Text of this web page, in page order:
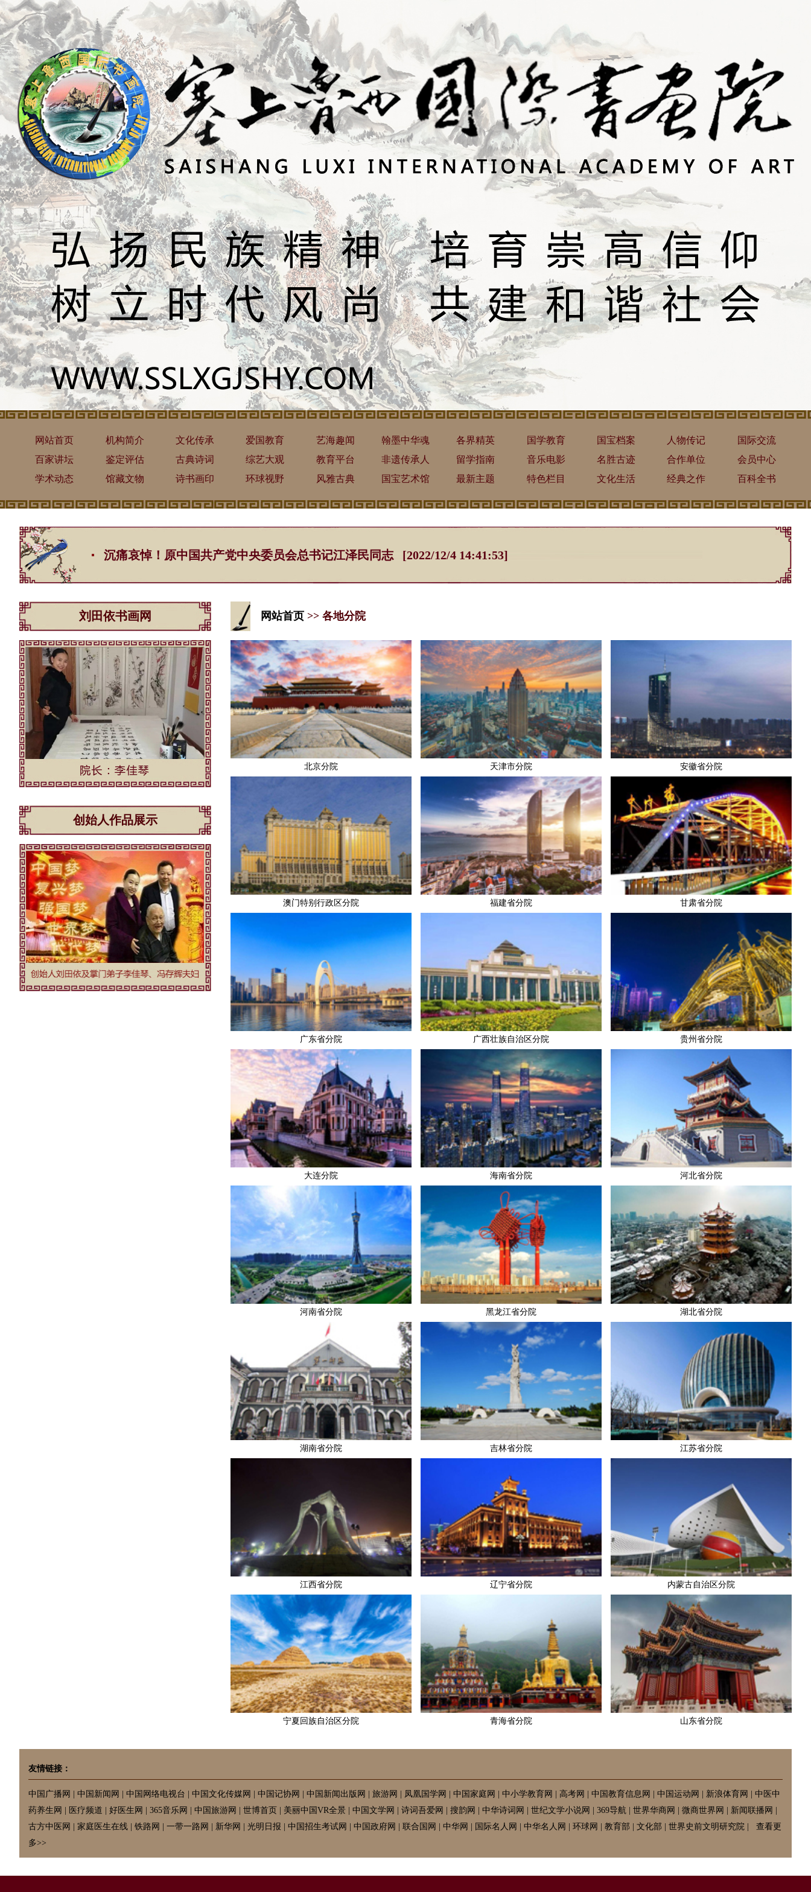
网站首页 机构简介 文化传承 爱国教育 艺海趣闻 翰墨中华魂 各界精英 国学教育 国宝档案 人物传记
国际交流
百家讲坛
鉴定评估 古典诗词 综艺大观 教育平台 非遗传承人 留学指南 音乐电影 名胜古迹 合作单位
会员中心
学术动态
馆藏文物 诗书画印 环球视野 风雅古典 国宝艺术馆 最新主题 特色栏目 文化生活 经典之作 百科全书
沉痛哀悼！原中国共产党中央委员会总书记江泽民同志 [2022/12/4 14:41:53]
刘田依书画网
创始人作品展示
网站首页 >> 各地分院
北京分院​ 天津市分院 安徽省分院
澳门特别行政区分院 福建省分院 甘肃省分院
广东省分院 广西壮族自治区分院 贵州省分院
大连分院 海南省分院 河北省分院
河南省分院 黑龙江省分院 湖北省分院
湖南省分院 吉林省分院 江苏省分院
江西省分院 辽宁省分院 内蒙古自治区分院
宁夏回族自治区分院 青海省分院 山东省分院
友情链接：
中国广播网 中国新闻网 中国网络电视台 中国文化传媒网 中国记协网 中国新闻出版网 旅游网 凤凰国学网 中国家庭网 中小学教育网 高考网 中国教育信息网 中国运动网 新浪体育网
中医中
药养生网
医疗频道 好医生网 365音乐网 中国旅游网 世博首页 美丽中国VR全景 中国文学网 诗词吾爱网 搜韵网 中华诗词网 世纪文学小说网 369导航 世界华商网 微商世界网 新闻联播网
古方中医网
家庭医生在线 铁路网 一带一路网 新华网 光明日报 中国招生考试网 中国政府网 联合国网 中华网 国际名人网 中华名人网 环球网 教育部 文化部 世界史前文明研究院
查看更
多>>